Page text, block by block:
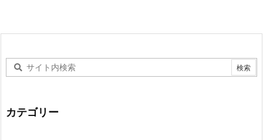
カテゴリー